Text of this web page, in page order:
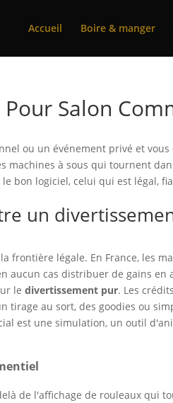
Accueil Boire & manger
Salon
ou un événement privé et
machines à sous qui tournent
bon logiciel, celui qui est légal,
un
légale. En France, les
aucun cas distribuer de gains en
ledivertissement pur. Les
tirage au sort, des goodies ou
est une simulation, un outil
de l'affichage de rouleaux qui